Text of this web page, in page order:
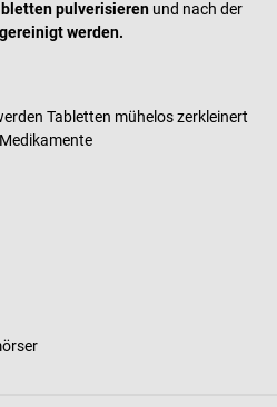
pulverisieren und nach der
werden.
Tabletten mühelos zerkleinert